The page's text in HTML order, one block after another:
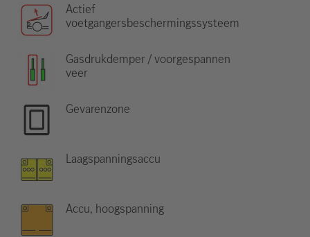
Actief
voetgangersbeschermingssysteem
Gasdrukdemper / voorgespannen
veer
Gevarenzone
Laagspanningsaccu
Accu, hoogspanning